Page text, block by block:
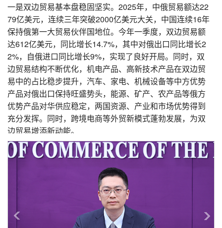
一是双边贸易基本盘稳固坚实。2025年，中俄贸易额达22
79亿美元，连续三年突破2000亿美元大关，中国连续16年
保持俄第一大贸易伙伴国地位。今年一季度，双边贸易额
达612亿美元，同比增长14.7%，其中对俄出口同比增长2
2%，自俄进口同比增长9%，实现了良好开局。同时，双
边贸易结构不断优化，机电产品、高新技术产品在双边贸
易中的占比稳步提升，汽车、家电、机械设备等中方优势
产品对俄出口保持旺盛势头，能源、矿产、农产品等俄方
优势产品对华供应稳定，两国资源、产业和市场优势得到
充分发挥。同时，跨境电商等外贸新模式蓬勃发展，为双
边贸易增添新动能。
二是重点领域合作走深走实。双方在互联互通、机械制
造、农林开发等领域的合作持续拓展，黑河公路桥、同江
铁路桥过货量稳步提升，跨境物流通道网络不断完善，为
双边贸易畅通提供了坚实保障。我们持续深化两国投资合
作，升级双边投资协定，推动一批重大投资项目落地见
效，2025年两国双向投资规模持续扩大，产供链融合度不